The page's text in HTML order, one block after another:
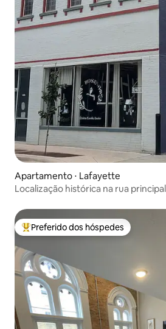
Apartamento ⋅ Lafayette
Localização histórica na rua
Entre os melhores preferidos dos
Preferido dos hóspedes